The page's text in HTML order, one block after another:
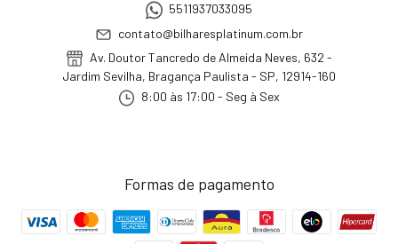
5511937033095
contato@bilharesplatinum.com.br
Av. Doutor Tancredo de Almeida Neves, 632 -
Jardim Sevilha, Bragança Paulista - SP, 12914-160
8:00 às 17:00 - Seg à Sex
Formas de pagamento